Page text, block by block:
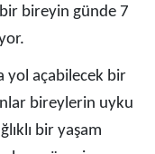
bireyin günde 7
yol açabilecek bir
bireylerin uyku
bir yaşam